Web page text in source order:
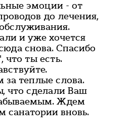
эмоции - от
до лечения,
и уже хочется
снова. Спасибо
что ты есть.
за теплые слова.
что сделали Ваш
Ждем
санатории вновь.